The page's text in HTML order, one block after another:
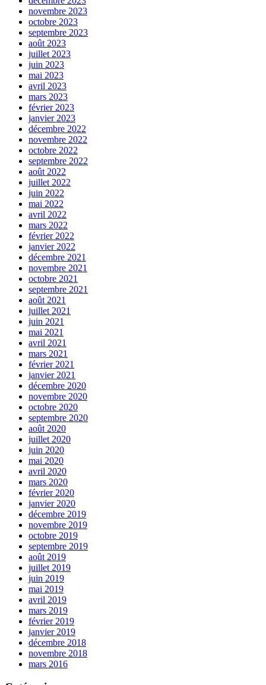
novembre 2023
octobre 2023
septembre 2023
août 2023
juillet 2023
juin 2023
mai 2023
avril 2023
mars 2023
février 2023
janvier 2023
décembre 2022
novembre 2022
octobre 2022
septembre 2022
août 2022
juillet 2022
juin 2022
mai 2022
avril 2022
mars 2022
février 2022
janvier 2022
décembre 2021
novembre 2021
octobre 2021
septembre 2021
août 2021
juillet 2021
juin 2021
mai 2021
avril 2021
mars 2021
février 2021
janvier 2021
décembre 2020
novembre 2020
octobre 2020
septembre 2020
août 2020
juillet 2020
juin 2020
mai 2020
avril 2020
mars 2020
février 2020
janvier 2020
décembre 2019
novembre 2019
octobre 2019
septembre 2019
août 2019
juillet 2019
juin 2019
mai 2019
avril 2019
mars 2019
février 2019
janvier 2019
décembre 2018
novembre 2018
mars 2016